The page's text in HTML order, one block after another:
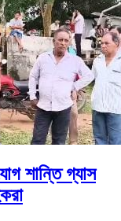
শান্তি গ্যাস